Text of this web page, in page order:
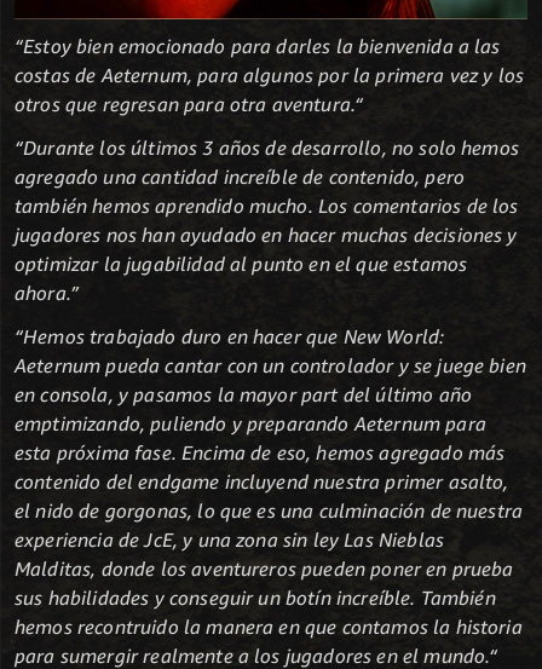
“Estoy bien emocionado para darles la bienvenida a las
costas de Aeternum, para algunos por la primera vez y los
otros que regresan para otra aventura.“
“Durante los últimos 3 años de desarrollo, no solo hemos
agregado una cantidad increíble de contenido, pero
también hemos aprendido mucho. Los comentarios de los
jugadores nos han ayudado en hacer muchas decisiones y
optimizar la jugabilidad al punto en el que estamos
ahora.”
“Hemos trabajado duro en hacer que New World:
Aeternum pueda cantar con un controlador y se juege bien
en consola, y pasamos la mayor part del último año
emptimizando, puliendo y preparando Aeternum para
esta próxima fase. Encima de eso, hemos agregado más
contenido del endgame incluyend nuestra primer asalto,
el nido de gorgonas, lo que es una culminación de nuestra
experiencia de JcE, y una zona sin ley Las Nieblas
Malditas, donde los aventureros pueden poner en prueba
sus habilidades y conseguir un botín increíble. También
hemos recontruido la manera en que contamos la historia
para sumergir realmente a los jugadores en el mundo.“